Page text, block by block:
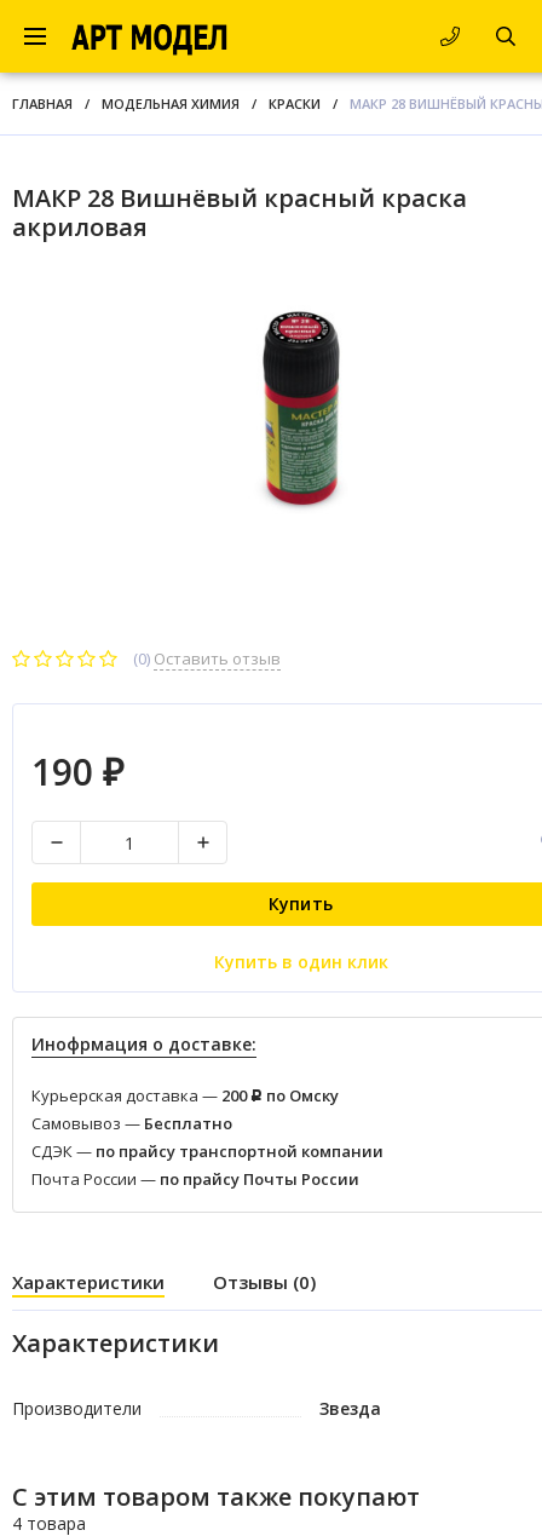
ГЛАВНАЯ / МОДЕЛЬНАЯ ХИМИЯ / КРАСКИ / МАКР 28 ВИШНЁВЫЙ
МАКР 28 Вишнёвый красный краска
акриловая
(0) Оставить отзыв
190 ₽
Купить
Купить в один клик
Инофрмация о доставке:
Курьерская доставка — 200 Р по Омску
Самовывоз — Бесплатно
СДЭК — по прайсу транспортной компании
Почта России — по прайсу Почты России
Характеристики Отзывы (0)
Характеристики
Производители Звезда
С этим товаром также покупают
4 товара